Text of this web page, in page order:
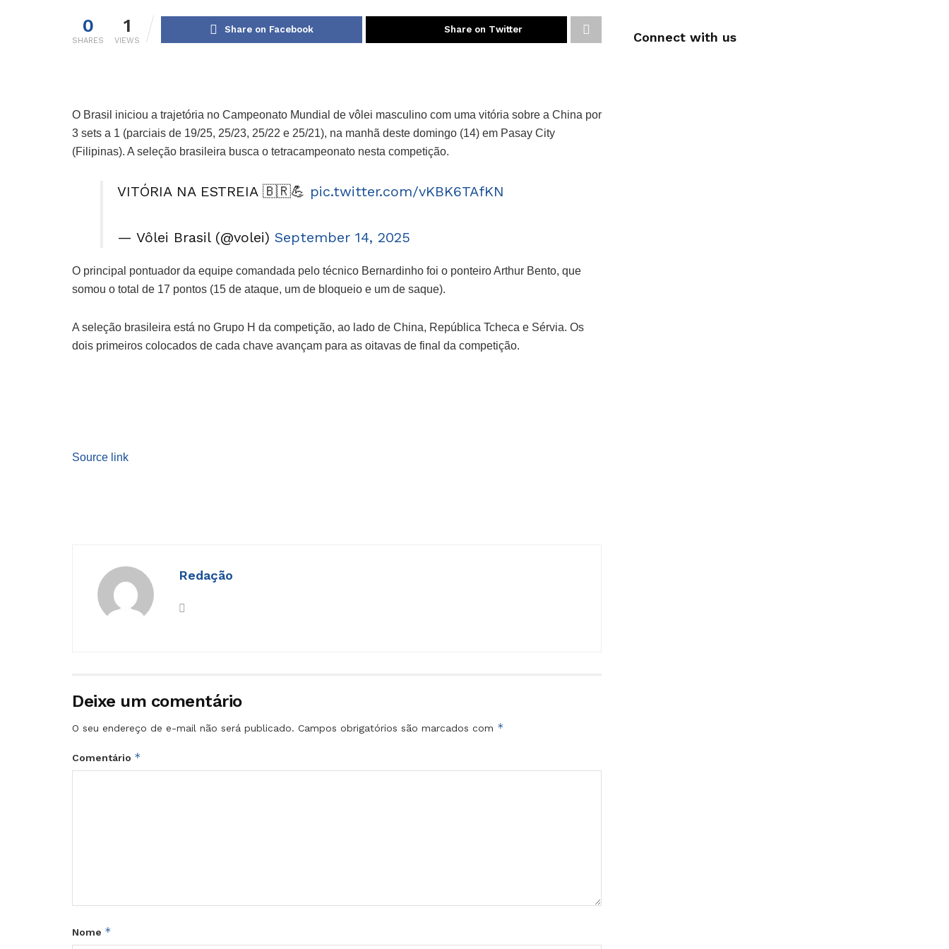
0
SHARES
1
VIEWS
Share on Facebook Share on Twitter
O Brasil iniciou a trajetória no Campeonato Mundial de vôlei masculino com uma vitória sobre a China por
3 sets a 1 (parciais de 19/25, 25/23, 25/22 e 25/21), na manhã deste domingo (14) em Pasay City
(Filipinas). A seleção brasileira busca o tetracampeonato nesta competição.
VITÓRIA NA ESTREIA 🇧🇷💪 pic.twitter.com/vKBK6TAfKN
— Vôlei Brasil (@volei) September 14, 2025
O principal pontuador da equipe comandada pelo técnico Bernardinho foi o ponteiro Arthur Bento, que
somou o total de 17 pontos (15 de ataque, um de bloqueio e um de saque).
A seleção brasileira está no Grupo H da competição, ao lado de China, República Tcheca e Sérvia. Os
dois primeiros colocados de cada chave avançam para as oitavas de final da competição.
Source link
Redação
Deixe um comentário
O seu endereço de e-mail não será publicado. Campos obrigatórios são marcados com *
Comentário *
Nome *
Connect with us